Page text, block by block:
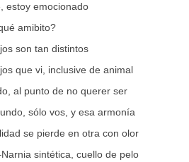
estoy emocionado
amibito?
son tan distintos
que vi, inclusive de animal
al punto de no querer ser
sólo vos, y esa armonía
se pierde en otra con olor
sintética, cuello de pelo